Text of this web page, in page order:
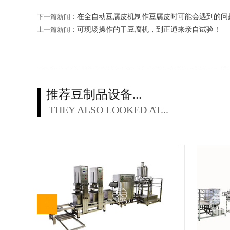
下一篇新闻： 在全自动豆腐皮机制作豆腐皮时可能会遇到的问
上一篇新闻： 可现场操作的干豆腐机，到正通来亲自试验！
推荐豆制品设备...
THEY ALSO LOOKED AT...